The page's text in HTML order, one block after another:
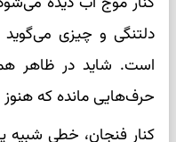
دلتنگی و چیزی می‌گوید
است. شاید در ظاهر
حرف‌هایی مانده که
کنار فنجان، خطی